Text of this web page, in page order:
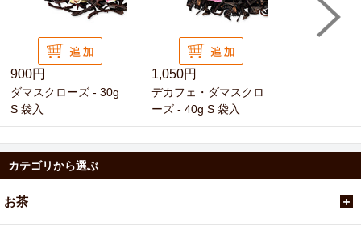
900円
ダマスクローズ - 30g
S 袋入
1,050円
デカフェ・ダマスクロ
ーズ - 40g S 袋入
カテゴリから選ぶ
お茶